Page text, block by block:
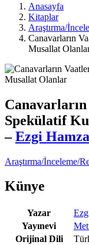
Anasayfa
Kitaplar
Araştırma/
Canavarların
Musallat
Spekülatif
–Ezgi
Araştırma/İnceleme/
Künye
Yazar
Yayınevi
Orijinal Dili